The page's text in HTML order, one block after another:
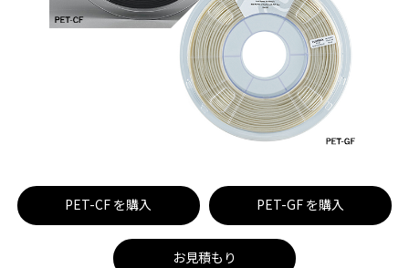
PET-CF を購入 PET-GF を購入
お見積もり